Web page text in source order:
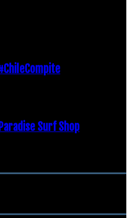
Surf Shop